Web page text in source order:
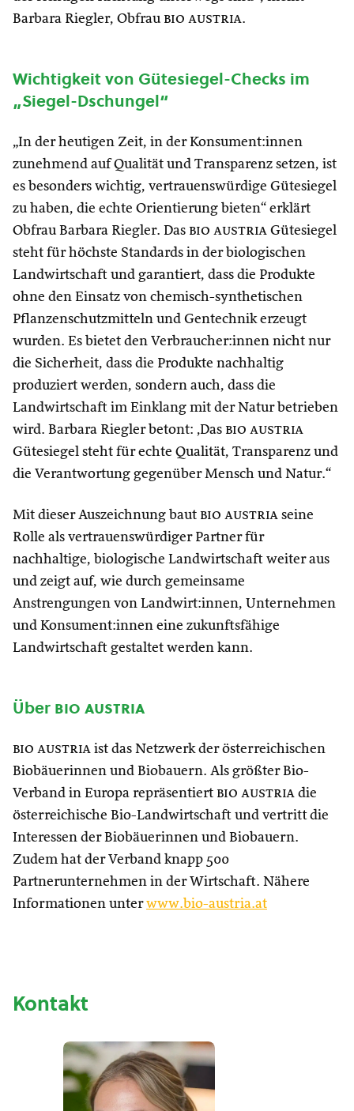
Barbara Riegler, Obfrau bio austria.
Wichtigkeit von Gütesiegel-Checks im
„Siegel-Dschungel“
„In der heutigen Zeit, in der Konsument:innen
zunehmend auf Qualität und Transparenz setzen, ist
es besonders wichtig, vertrauenswürdige Gütesiegel
zu haben, die echte Orientierung bieten“ erklärt
Obfrau Barbara Riegler. Das bio austria Gütesiegel
steht für höchste Standards in der biologischen
Landwirtschaft und garantiert, dass die Produkte
ohne den Einsatz von chemisch-synthetischen
Pflanzenschutzmitteln und Gentechnik erzeugt
wurden. Es bietet den Verbraucher:innen nicht nur
die Sicherheit, dass die Produkte nachhaltig
produziert werden, sondern auch, dass die
Landwirtschaft im Einklang mit der Natur betrieben
wird. Barbara Riegler betont: ‚Das bio austria
Gütesiegel steht für echte Qualität, Transparenz und
die Verantwortung gegenüber Mensch und Natur.“
Mit dieser Auszeichnung baut bio austria seine
Rolle als vertrauenswürdiger Partner für
nachhaltige, biologische Landwirtschaft weiter aus
und zeigt auf, wie durch gemeinsame
Anstrengungen von Landwirt:innen, Unternehmen
und Konsument:innen eine zukunftsfähige
Landwirtschaft gestaltet werden kann.
Über bio austria
bio austria ist das Netzwerk der österreichischen
Biobäuerinnen und Biobauern. Als größter Bio-
Verband in Europa repräsentiert bio austria die
österreichische Bio-Landwirtschaft und vertritt die
Interessen der Biobäuerinnen und Biobauern.
Zudem hat der Verband knapp 500
Partnerunternehmen in der Wirtschaft. Nähere
Informationen unterwww.bio-austria.at
Kontakt